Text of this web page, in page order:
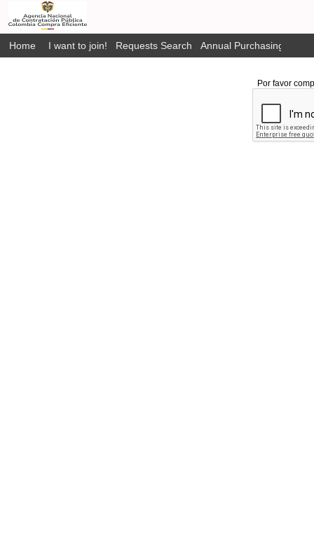
Home I want to join! Requests Search Annual Purchasing Plan
Por favor